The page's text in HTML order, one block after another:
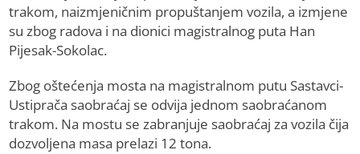
trakom, naizmjeničnim propuštanjem vozila, a izmjene
su zbog radova i na dionici magistralnog puta Han
Pijesak-Sokolac.
Zbog oštećenja mosta na magistralnom putu Sastavci-
Ustiprača saobraćaj se odvija jednom saobraćanom
trakom. Na mostu se zabranjuje saobraćaj za vozila čija
dozvoljena masa prelazi 12 tona.